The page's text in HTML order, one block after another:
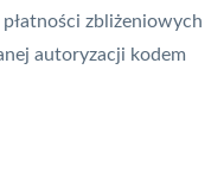
zbliżeniowych
autoryzacji kodem